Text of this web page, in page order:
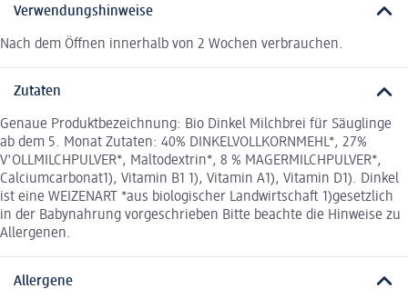
Verwendungshinweise
Nach dem Öffnen innerhalb von 2 Wochen verbrauchen.
Zutaten
Genaue Produktbezeichnung: Bio Dinkel Milchbrei für Säuglinge
ab dem 5. Monat Zutaten: 40% DINKELVOLLKORNMEHL*, 27%
V'OLLMILCHPULVER*, Maltodextrin*, 8 % MAGERMILCHPULVER*,
Calciumcarbonat1), Vitamin B1 1), Vitamin A1), Vitamin D1). Dinkel
ist eine WEIZENART *aus biologischer Landwirtschaft 1)gesetzlich
in der Babynahrung vorgeschrieben Bitte beachte die Hinweise zu
Allergenen.
Allergene